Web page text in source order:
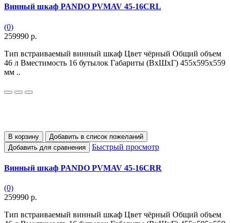
Винный шкаф PANDO PVMAV 45-16CRL
(0)
259990 р.
Тип встраиваемый винный шкаф Цвет чёрный Общий объем
46 л Вместимость 16 бутылок Габариты (ВхШхГ) 455х595х559
мм ..
В корзину
Добавить в список пожеланий
Добавить для сравнения
Быстрый просмотр
Винный шкаф PANDO PVMAV 45-16CRR
(0)
259990 р.
Тип встраиваемый винный шкаф Цвет чёрный Общий объем